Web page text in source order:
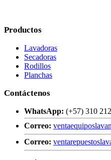
Productos
Lavadoras
Secadoras
Rodillos
Planchas
Contáctenos
WhatsApp: (+57) 310
Correo:
Correo: